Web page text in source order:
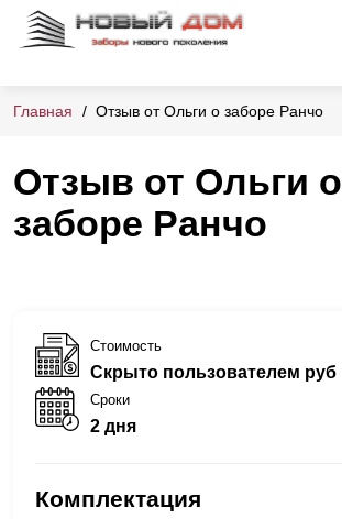
Главная Отзыв от Ольги о заборе Ранчо
Отзыв от Ольги о
заборе Ранчо
Стоимость
Скрыто пользователем руб
Сроки
2 дня
Комплектация